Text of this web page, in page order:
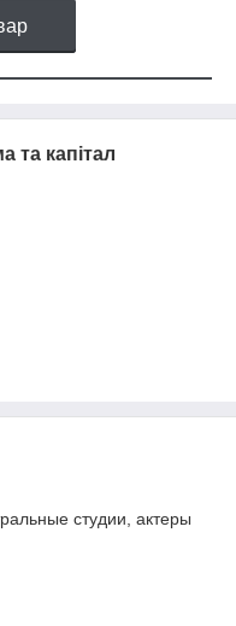
та капітал
студии, актеры